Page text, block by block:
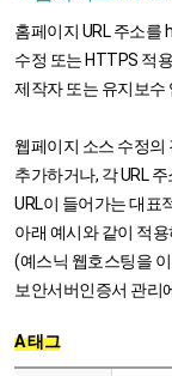
홈페이지 URL 주소를
수정 또는 HTTPS 적
제작자 또는 유지보수
웹페이지 소스 수정의
추가하거나, 각 URL
URL이 들어가는 대표
아래 예시와 같이 적
(예스닉 웹호스팅을
보안서버인증서 관리
A 태그